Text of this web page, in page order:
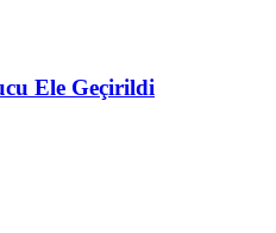
Ele Geçirildi